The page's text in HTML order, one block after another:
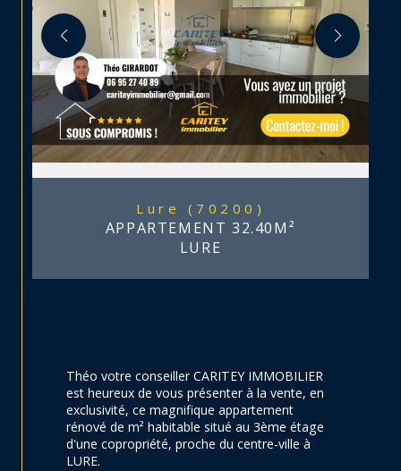
Lure (70200)
APPARTEMENT 32.40M²
LURE
Théo votre conseiller CARITEY IMMOBILIER
est heureux de vous présenter à la vente, en
exclusivité, ce magnifique appartement
rénové de m² habitable situé au 3ème étage
d'une copropriété, proche du centre-ville à
LURE.